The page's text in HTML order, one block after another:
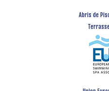
Abris de